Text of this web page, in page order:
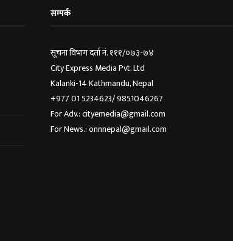
सम्पर्क
सूचना विभाग दर्ता नं. १११/०७३-७४
City Express Media Pvt. Ltd
Kalanki-14 Kathmandu, Nepal
+977 01 5234623/ 9851046267
For Adv.: cityemedia@gmail.com
For News.: onnnepal@gmail.com